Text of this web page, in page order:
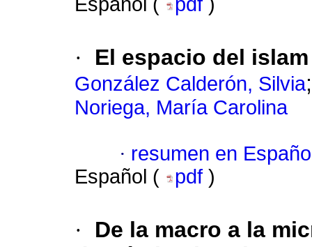
· El espacio del
González Calderón, Silvia
Noriega, María Carolina
· resumen en
Español (
pdf )
·
De la macro a la